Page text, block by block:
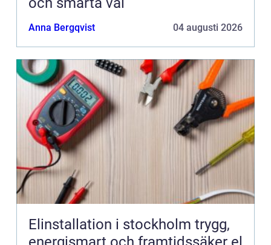
Anna Bergqvist 04 augusti 2026
Elinstallation i stockholm trygg,